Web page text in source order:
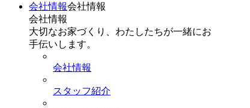
会社情報会社情報
会社情報
大切なお家づくり、わたしたちが一緒にお
手伝いします。
会社情報
スタッフ紹介